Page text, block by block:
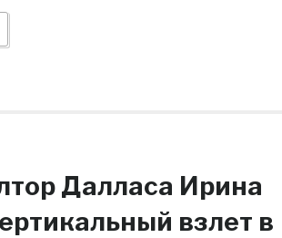
Далласа Ирина
взлет в